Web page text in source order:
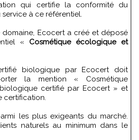
qui certifie la conformité du
à ce référentiel.
domaine, Ecocert a créé et déposé
« Cosmétique écologique et
biologique par Ecocert doit
la mention « Cosmétique
certifié par Ecocert » et
certification.
les plus exigeants du marché.
naturels au minimum dans le